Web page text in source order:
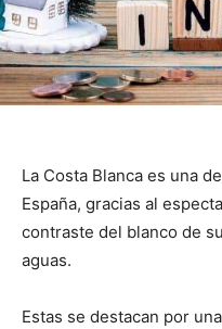
La Costa Blanca es una
España, gracias al
contraste del blanco de
aguas.
Estas se destacan por